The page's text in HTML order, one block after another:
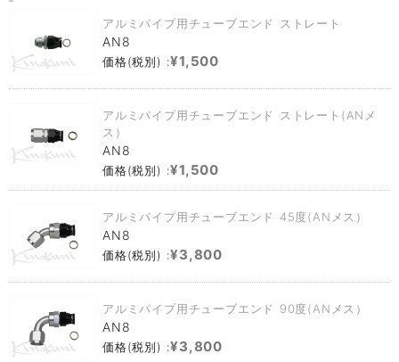
アルミパイプ用チューブエンド ストレート
AN8
価格(税別) :¥1,500
アルミパイプ用チューブエンド ストレート(ANメ
ス）
AN8
価格(税別) :¥1,500
アルミパイプ用チューブエンド 45度(ANメス）
AN8
価格(税別) :¥3,800
アルミパイプ用チューブエンド 90度(ANメス）
AN8
価格(税別) :¥3,800